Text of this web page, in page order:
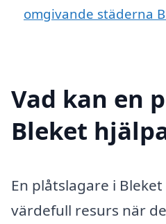
omgivande städerna
Vad kan en
Bleket
En plåtslagare i
värdefull resurs när